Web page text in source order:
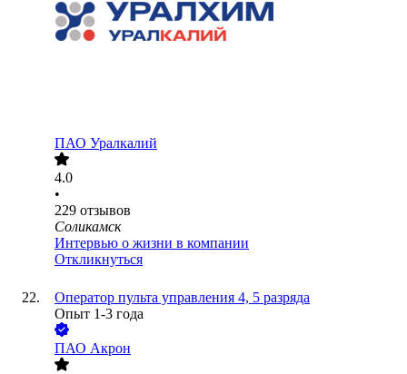
ПАО Уралкалий
4.0
•
229 отзывов
Соликамск
Интервью о жизни в компании
Откликнуться
Оператор пульта управления 4, 5 разряда
Опыт 1-3 года
ПАО Акрон